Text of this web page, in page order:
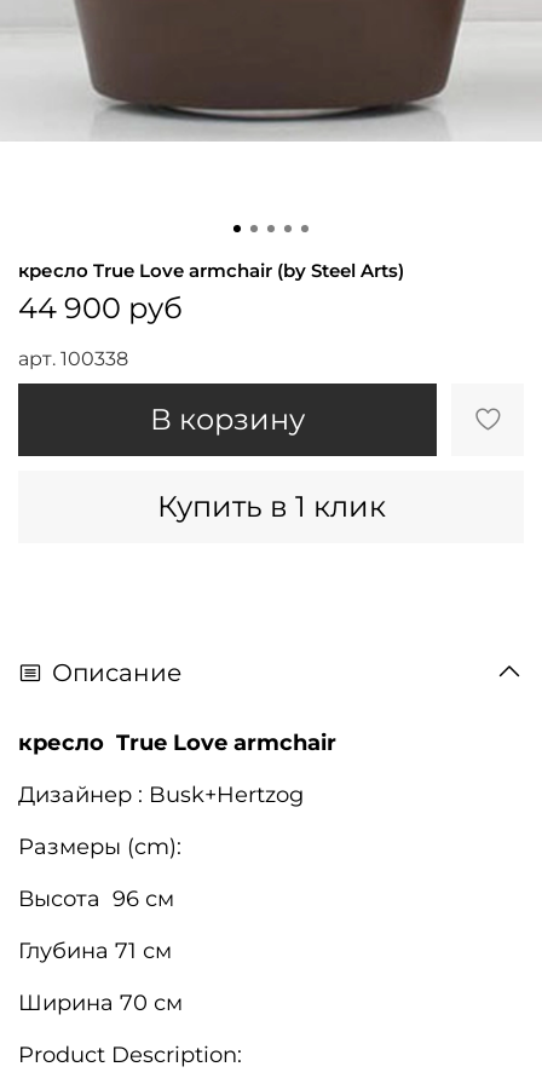
арт. 100338
кресло True Love armchair (by Steel Arts)
44 900 руб
В корзину
Купить в 1 клик
Описание
кресло True Love armchair
Дизайнер : Busk+Hertzog
Размеры (cm):
Высота 96 см
Глубина 71 см
Ширина 70 см
Product Description: